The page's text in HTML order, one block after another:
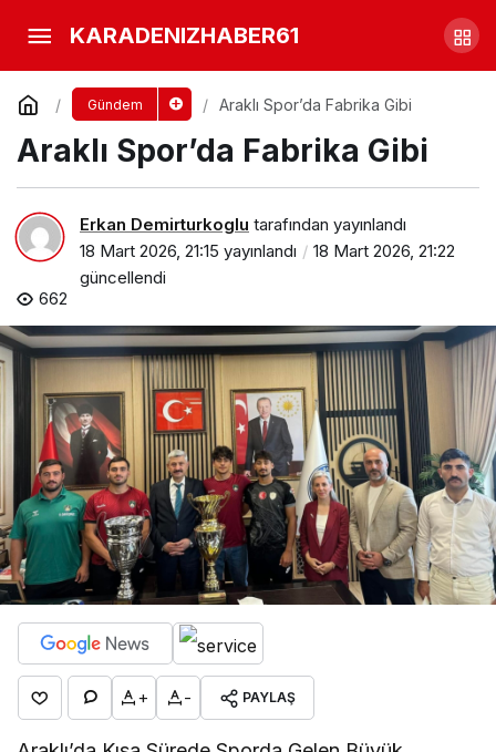
KARADENIZHABER61
Gündem Araklı Spor’da Fabrika Gibi
Araklı Spor’da Fabrika Gibi
Erkan Demirturkoglu tarafından yayınlandı
18 Mart 2026, 21:15 yayınlandı
18 Mart 2026, 21:22
güncellendi
662
+ - PAYLAŞ
Ümit Çebi Gençlerimiz
Zehirlenmesin
Yorum Yap